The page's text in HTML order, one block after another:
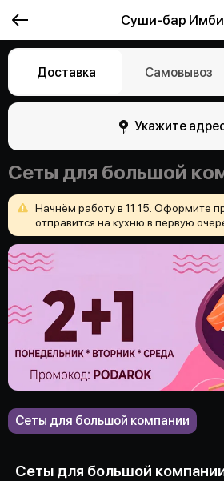
Суши-бар
Доставка Самовывоз
Укажите
Сеты для большой
Начнём работув 11:15. Оформите
отправится на кухню в первую
Сеты для большой компании
Сеты для большой